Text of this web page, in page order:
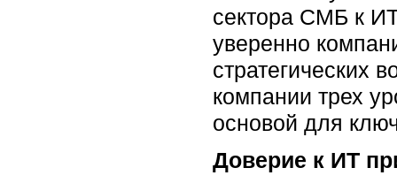
сектора СМБ к
уверенно
стратегических
компании трех
основой для
Доверие к ИТ